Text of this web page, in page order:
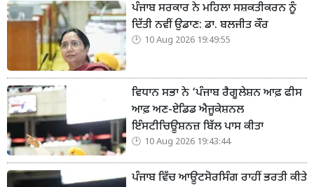
ਪੰਜਾਬ ਸਰਕਾਰ ਨੇ ਮਹਿਲਾ ਸਸ਼ਕਤੀਕਰਨ ਨੂੰ
ਦਿੱਤੀ ਨਵੀਂ ਉਡਾਣ: ਡਾ. ਬਲਜੀਤ ਕੌਰ
10 Aug 2026 19:49:55
ਵਿਧਾਨ ਸਭਾ ਨੇ ‘ਪੰਜਾਬ ਰੈਗੂਲੇਸ਼ਨ ਆਫ਼ ਫੀਸ
ਆਫ਼ ਅਣ-ਏਡਿਡ ਐਜੂਕੇਸ਼ਨਲ
ਇੰਸਟੀਚਿਊਸ਼ਨਜ਼ ਬਿੱਲ ਪਾਸ ਕੀਤਾ
10 Aug 2026 19:43:44
ਪੰਜਾਬ ਵਿੱਚ ਆਊਟਸੋਰਸਿੰਗ ਰਾਹੀਂ ਭਰਤੀ ਕੀਤੇ